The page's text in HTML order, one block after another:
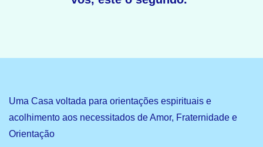
Uma Casa voltada para orientações espirituais e
acolhimento aos necessitados de Amor, Fraternidade e
Orientação